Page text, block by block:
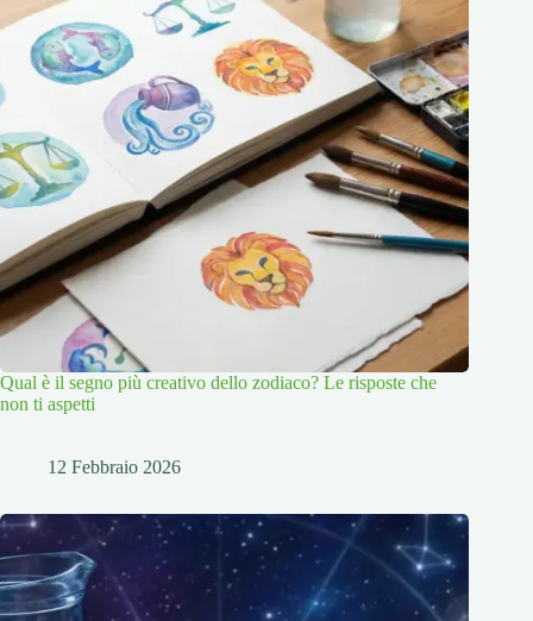
Qual è il segno più creativo dello zodiaco? Le risposte che
non ti aspetti
12 Febbraio 2026